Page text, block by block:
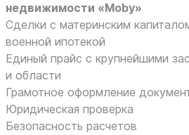
недвижимости «Moby»
Сделки с материнским
военной ипотекой
Единый прайс с крупнейшими
и области
Грамотное оформление
Юридическая проверка
Безопасность расчетов